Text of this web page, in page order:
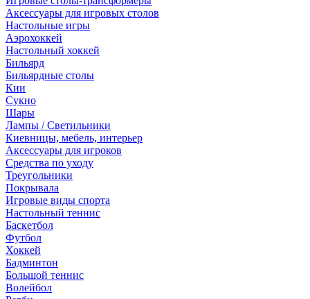
Аксессуары для игровых столов
Настольные игры
Аэрохоккей
Настольный хоккей
Бильярд
Бильярдные столы
Кии
Сукно
Шары
Лампы / Светильники
Киевницы, мебель, интерьер
Аксессуары для игроков
Средства по уходу
Треугольники
Покрывала
Игровые виды спорта
Настольный теннис
Баскетбол
Футбол
Хоккей
Бадминтон
Большой теннис
Волейбол